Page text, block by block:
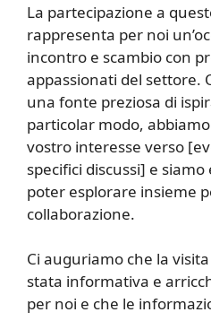
La partecipazione a
rappresenta per noi
incontro e scambio con
appassionati del settore.
una fonte preziosa di
particolar modo,
vostro interesse verso
specifici discussi] e siamo
poter esplorare insieme
collaborazione.
Ci auguriamo che la
stata informativa e
per noi e che le